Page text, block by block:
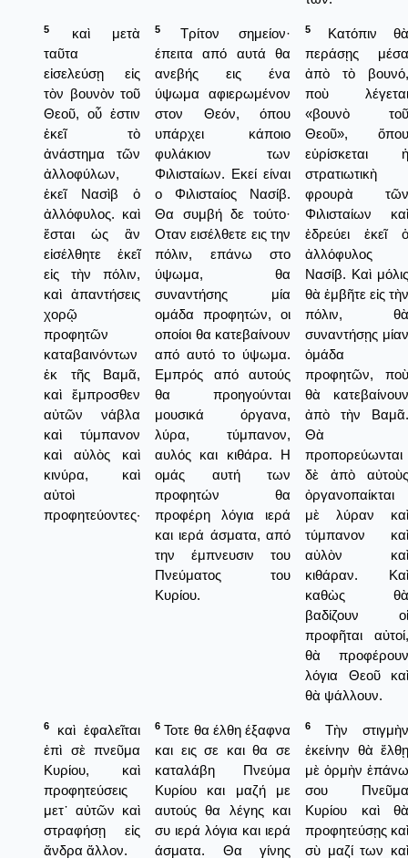
5
καὶ μετὰ
ταῦτα
εἰσελεύσῃ εἰς
τὸν βουνὸν τοῦ
Θεοῦ, οὗ ἐστιν
ἐκεῖ τὸ
ἀνάστημα τῶν
ἀλλοφύλων,
ἐκεῖ Νασὶβ ὁ
ἀλλόφυλος. καὶ
ἔσται ὡς ἂν
εἰσέλθητε ἐκεῖ
εἰς τὴν πόλιν,
καὶ ἀπαντήσεις
χορῷ
προφητῶν
καταβαινόντων
ἐκ τῆς Βαμᾶ,
καὶ ἔμπροσθεν
αὐτῶν νάβλα
καὶ τύμπανον
καὶ αὐλὸς καὶ
κινύρα, καὶ
αὐτοὶ
προφητεύοντες·
5
Τρίτον σημείον·
έπειτα από αυτά θα
ανεβής εις ένα
ύψωμα αφιερωμένον
στον Θεόν, όπου
υπάρχει κάποιο
φυλάκιον των
Φιλισταίων. Εκεί είναι
ο Φιλισταίος Νασίβ.
Θα συμβή δε τούτο·
Οταν εισέλθετε εις την
πόλιν, επάνω στο
ύψωμα, θα
συναντήσης μία
ομάδα προφητών, οι
οποίοι θα κατεβαίνουν
από αυτό το ύψωμα.
Εμπρός από αυτούς
θα προηγούνται
μουσικά όργανα,
λύρα, τύμπανον,
αυλός και κιθάρα. Η
ομάς αυτή των
προφητών θα
προφέρη λόγια ιερά
και ιερά άσματα, από
την έμπνευσιν του
Πνεύματος του
Κυρίου.
5
Κατόπιν θὰ
περάσῃς μέσα
ἀπὸ τὸ βουνό,
ποὺ λέγεται
«βουνὸ τοῦ
Θεοῦ», ὅπου
εὑρίσκεται ἡ
στρατιωτικὴ
φρουρὰ τῶν
Φιλισταίων καὶ
ἐδρεύει ἐκεῖ ὁ
ἀλλόφυλος
Νασίβ. Καὶ μόλις
θὰ ἐμβῆτε εἰς τὴν
πόλιν, θὰ
συναντήσῃς μίαν
ὁμάδα
προφητῶν, ποὺ
θὰ κατεβαίνουν
ἀπὸ τὴν Βαμᾶ.
Θὰ
προπορεύωνται
δὲ ἀπὸ αὐτοὺς
ὀργανοπαίκται
μὲ λύραν καὶ
τύμπανον καὶ
αὐλὸν καὶ
κιθάραν. Καὶ
καθὼς θὰ
βαδίζουν οἱ
προφῆται αὐτοί,
θὰ προφέρουν
λόγια Θεοῦ καὶ
θὰ ψάλλουν.
6
καὶ ἐφαλεῖται
ἐπὶ σὲ πνεῦμα
Κυρίου, καὶ
προφητεύσεις
μετ᾿ αὐτῶν καὶ
στραφήσῃ εἰς
ἄνδρα ἄλλον.
6 Τοτε θα έλθη έξαφνα
και εις σε και θα σε
καταλάβη Πνεύμα
Κυρίου και μαζή με
αυτούς θα λέγης και
συ ιερά λόγια και ιερά
άσματα. Θα γίνης
6
Τὴν στιγμὴν
ἐκείνην θὰ ἔλθῃ
μὲ ὁρμὴν ἐπάνω
σου Πνεῦμα
Κυρίου καὶ θὰ
προφητεύσῃς καὶ
σὺ μαζί των καὶ